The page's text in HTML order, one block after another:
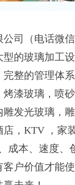
公司（电话微
的玻璃加工
整的管理体
漆玻璃，喷
发光玻璃，
，KTV ，家
成本、速度
户价值才能